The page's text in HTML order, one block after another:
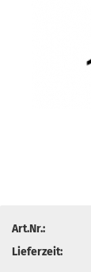
Art.Nr.:
Lieferzeit: